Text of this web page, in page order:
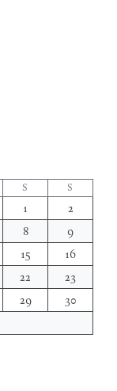
S S
1
2
8
9
15
16
22
23
29
30